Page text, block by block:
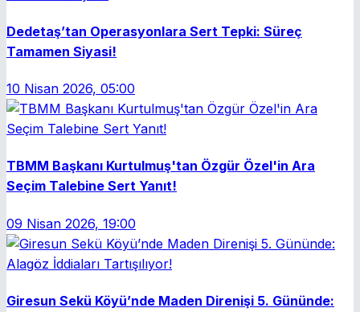
Dedetaş’tan Operasyonlara Sert Tepki: Süreç
Tamamen Siyasi!
10 Nisan 2026, 05:00
TBMM Başkanı Kurtulmuş'tan Özgür Özel'in Ara
Seçim Talebine Sert Yanıt!
09 Nisan 2026, 19:00
Giresun Sekü Köyü’nde Maden Direnişi 5. Gününde: